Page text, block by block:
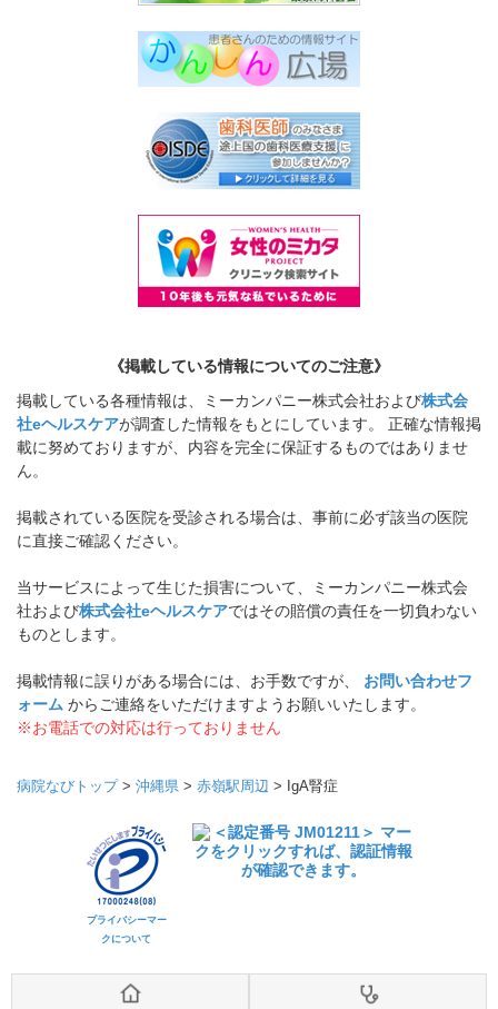
《掲載している情報についてのご注意》
掲載している各種情報は、ミーカンパニー株式会社および株式会
社eヘルスケアが調査した情報をもとにしています。 正確な情報掲
載に努めておりますが、内容を完全に保証するものではありませ
ん。
掲載されている医院を受診される場合は、事前に必ず該当の医院
に直接ご確認ください。
当サービスによって生じた損害について、ミーカンパニー株式会
社および株式会社eヘルスケアではその賠償の責任を一切負わない
ものとします。
掲載情報に誤りがある場合には、お手数ですが、 お問い合わせフ
ォーム からご連絡をいただけますようお願いいたします。
※お電話での対応は行っておりません
病院なびトップ> 沖縄県 > 赤嶺駅周辺 > IgA腎症
プライバシーマー
クについて